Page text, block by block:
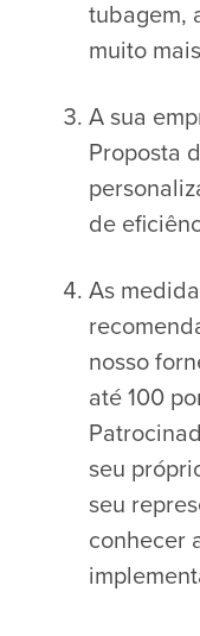
tubagem,
muito
A sua
Proposta
de
As
nosso
até 100
seu
seu
conhecer